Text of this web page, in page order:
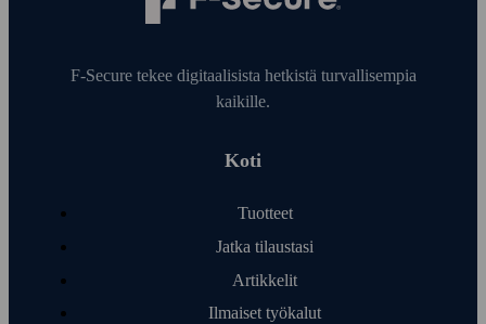
F‑Secure tekee digitaalisista hetkistä turvallisempia
kaikille.
Koti
Tuotteet
Jatka tilaustasi
Artikkelit
Ilmaiset työ­kalut